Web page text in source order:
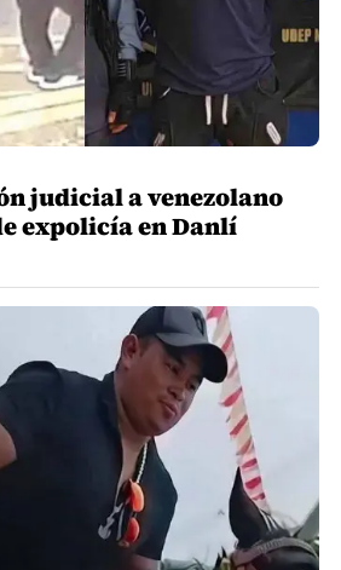
judicial a venezolano
expolicía en Danlí